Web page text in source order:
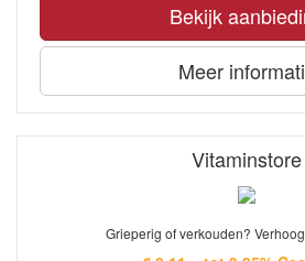
Bekijk
Meer
Vitaminstore
Grieperig of verkouden?